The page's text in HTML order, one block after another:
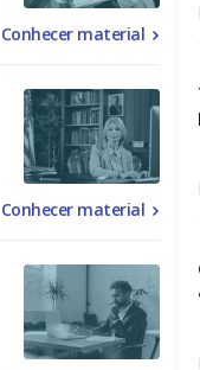
Conhecer material
Conhecer material